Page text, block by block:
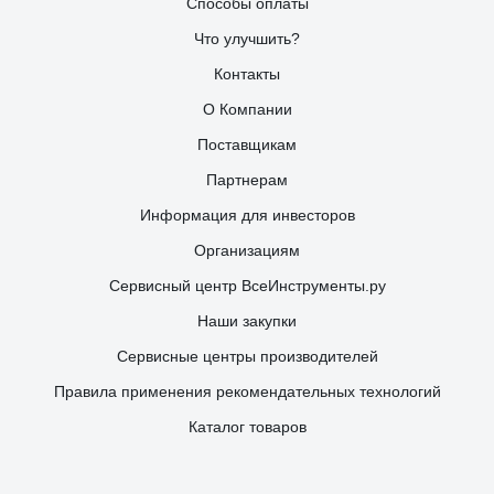
Что улучшить?
Контакты
О Компании
Поставщикам
Партнерам
Информация для инвесторов
Организациям
Сервисный центр ВсеИнструменты.ру
Наши закупки
Сервисные центры производителей
Правила применения рекомендательных технологий
Каталог товаров